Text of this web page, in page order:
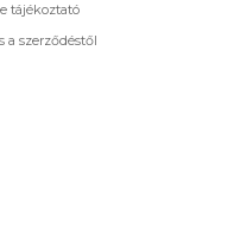
tájékoztató
a szerződéstől